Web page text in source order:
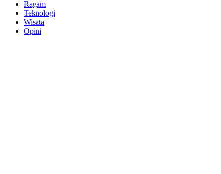
Ragam
Teknologi
Wisata
Opini